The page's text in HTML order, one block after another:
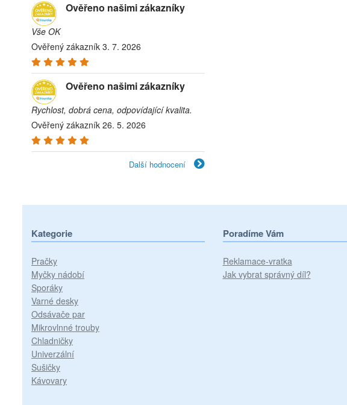
Ověřeno našimi zákazníky
Vše OK
Ověřený zákazník 3. 7. 2026
Ověřeno našimi zákazníky
Rychlost, dobrá cena, odpovídající kvalita.
Ověřený zákazník 26. 5. 2026
Další hodnocení
Kategorie
Pračky
Myčky nádobí
Sporáky
Varné desky
Odsávače par
Mikrovlnné trouby
Chladničky
Univerzální
Sušičky
Kávovary
Poradíme Vám
Reklamace-vratka
Jak vybrat správný díl?